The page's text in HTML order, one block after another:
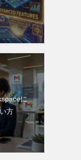
に
方